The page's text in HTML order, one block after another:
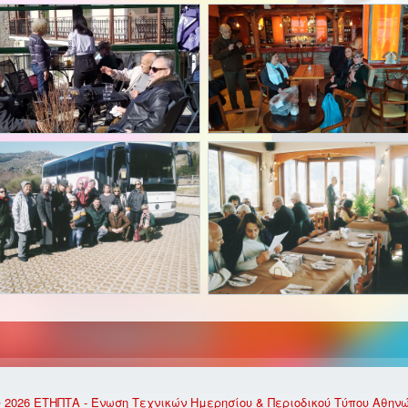
ΕΤΗΠΤΑ - Ένωση Τεχνικών Ημερησίου & Περιοδικού Τύπου